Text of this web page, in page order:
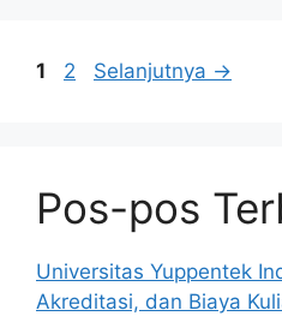
Halaman
1 Halaman
2 Selanjutnya →
Pos-pos
Universitas Yuppentek
Akreditasi, dan Biaya